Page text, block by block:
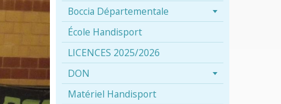
Boccia Départementale
École Handisport
LICENCES 2025/2026
DON
Matériel Handisport